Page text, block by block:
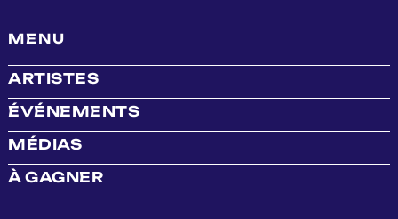
MENU
ARTISTES
ÉVÉNEMENTS
MÉDIAS
À GAGNER